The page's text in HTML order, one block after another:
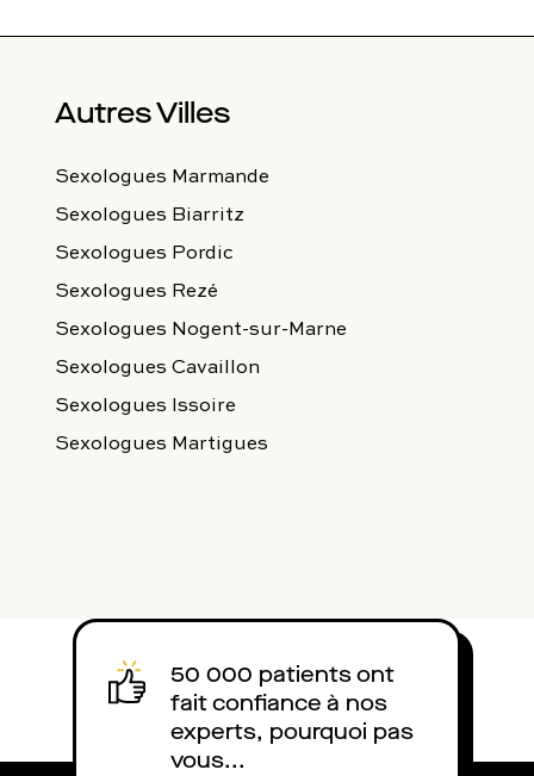
Autres Villes
Sexologues Marmande
Sexologues Biarritz
Sexologues Pordic
Sexologues Rezé
Sexologues Nogent-sur-Marne
Sexologues Cavaillon
Sexologues Issoire
Sexologues Martigues
50 000 patients ont
fait confiance à nos
experts, pourquoi pas
vous...